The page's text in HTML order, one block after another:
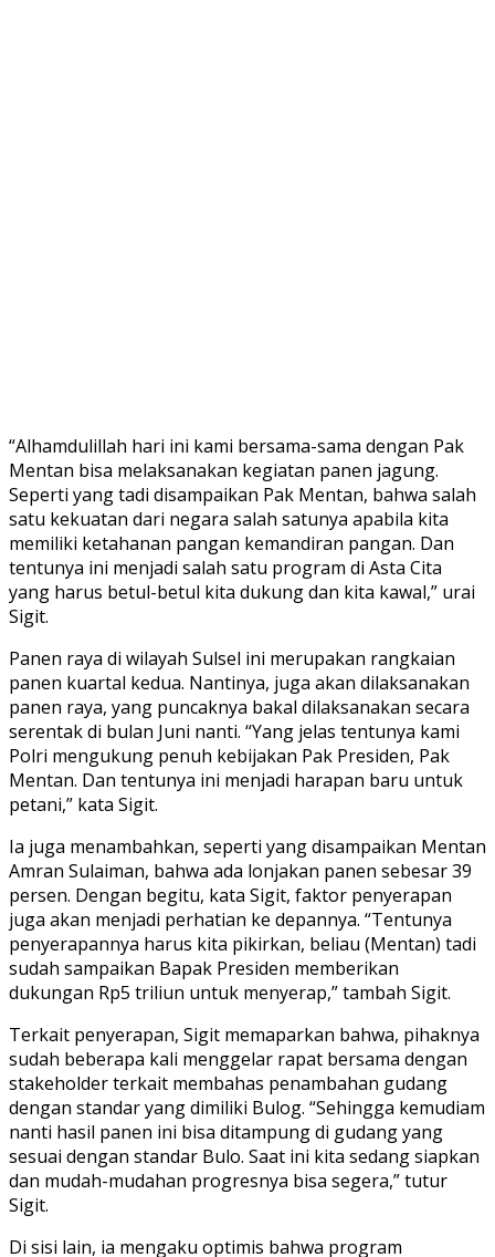
“Alhamdulillah hari ini kami bersama-sama dengan Pak
Mentan bisa melaksanakan kegiatan panen jagung.
Seperti yang tadi disampaikan Pak Mentan, bahwa salah
satu kekuatan dari negara salah satunya apabila kita
memiliki ketahanan pangan kemandiran pangan. Dan
tentunya ini menjadi salah satu program di Asta Cita
yang harus betul-betul kita dukung dan kita kawal,” urai
Sigit.
Panen raya di wilayah Sulsel ini merupakan rangkaian
panen kuartal kedua. Nantinya, juga akan dilaksanakan
panen raya, yang puncaknya bakal dilaksanakan secara
serentak di bulan Juni nanti. “Yang jelas tentunya kami
Polri mengukung penuh kebijakan Pak Presiden, Pak
Mentan. Dan tentunya ini menjadi harapan baru untuk
petani,” kata Sigit.
Ia juga menambahkan, seperti yang disampaikan Mentan
Amran Sulaiman, bahwa ada lonjakan panen sebesar 39
persen. Dengan begitu, kata Sigit, faktor penyerapan
juga akan menjadi perhatian ke depannya. “Tentunya
penyerapannya harus kita pikirkan, beliau (Mentan) tadi
sudah sampaikan Bapak Presiden memberikan
dukungan Rp5 triliun untuk menyerap,” tambah Sigit.
Terkait penyerapan, Sigit memaparkan bahwa, pihaknya
sudah beberapa kali menggelar rapat bersama dengan
stakeholder terkait membahas penambahan gudang
dengan standar yang dimiliki Bulog. “Sehingga kemudiam
nanti hasil panen ini bisa ditampung di gudang yang
sesuai dengan standar Bulo. Saat ini kita sedang siapkan
dan mudah-mudahan progresnya bisa segera,” tutur
Sigit.
Di sisi lain, ia mengaku optimis bahwa program